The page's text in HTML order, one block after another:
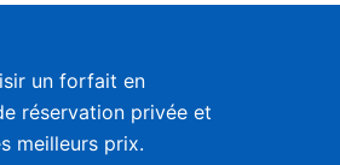
un forfait en
réservation privée et
meilleurs prix.